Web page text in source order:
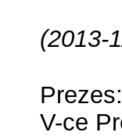
(2013-
V-ce